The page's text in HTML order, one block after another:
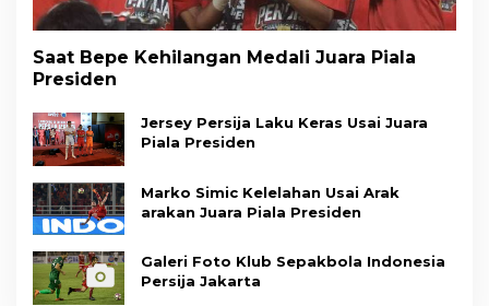
Saat Bepe Kehilangan Medali Juara Piala
Presiden
Jersey Persija Laku Keras Usai Juara
Piala Presiden
Marko Simic Kelelahan Usai Arak
arakan Juara Piala Presiden
Galeri Foto Klub Sepakbola Indonesia
Persija Jakarta